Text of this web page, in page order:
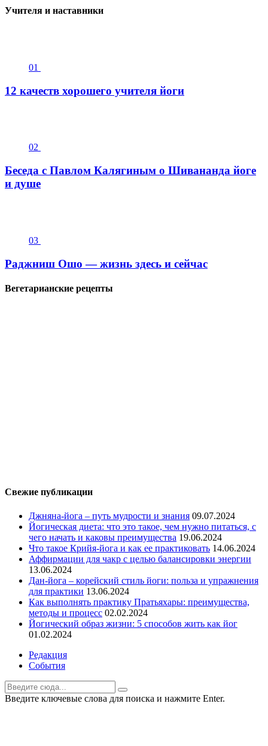
Учителя и наставники
01
12 качеств хорошего учителя йоги
02
Беседа с Павлом Калягиным о Шивананда йоге
и душе
03
Раджниш Ошо — жизнь здесь и сейчас
Вегетарианские рецепты
Свежие публикации
Джняна-йога – путь мудрости и знания 09.07.2024
Йогическая диета: что это такое, чем нужно питаться, с
чего начать и каковы преимущества 19.06.2024
Что такое Крийя-йога и как ее практиковать 14.06.2024
Аффирмации для чакр с целью балансировки энергии
13.06.2024
Дан-йога – корейский стиль йоги: польза и упражнения
для практики 13.06.2024
Как выполнять практику Пратьяхары: преимущества,
методы и процесс 02.02.2024
Йогический образ жизни: 5 способов жить как йог
01.02.2024
Редакция
События
Введите ключевые слова для поиска и нажмите Enter.